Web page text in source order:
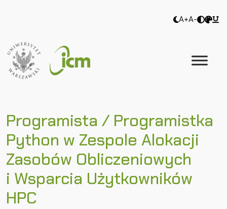
A+A-
Programista / Programistka
Python w Zespole Alokacji
Zasobów Obliczeniowych
i Wsparcia Użytkowników
HPC